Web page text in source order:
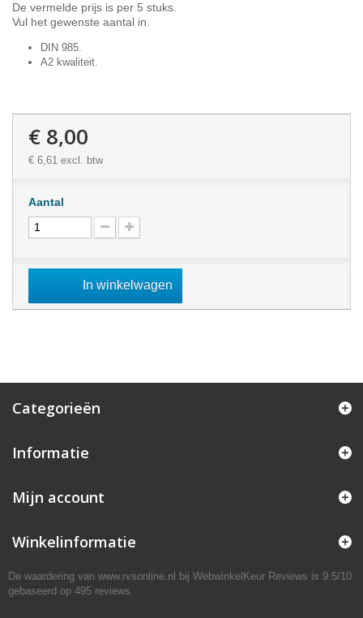
De vermelde prijs is per 5 stuks.
Vul het gewenste aantal in.
DIN 985.
A2 kwaliteit.
€ 8,00
€ 6,61 excl. btw
Aantal
In winkelwagen
Categorieën
Informatie
Mijn account
Winkelinformatie
De waardering van www.rvsonline.nl bij WebwinkelKeur Reviews is 9.5/10
gebaseerd op 495 reviews.